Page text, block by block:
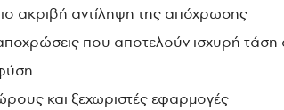
ακριβή αντίληψη της απόχρωσης
που αποτελούν ισχυρή τάση
και ξεχωριστές εφαρμογές